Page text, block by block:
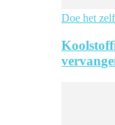
Doe het zelf